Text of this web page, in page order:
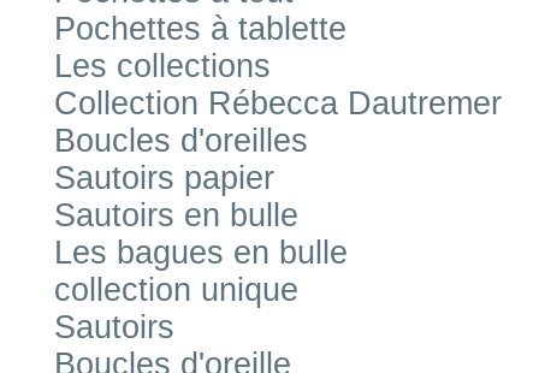
Pochettes à tablette
Les collections
Collection Rébecca Dautremer
Boucles d'oreilles
Sautoirs papier
Sautoirs en bulle
Les bagues en bulle
collection unique
Sautoirs
Boucles d'oreille